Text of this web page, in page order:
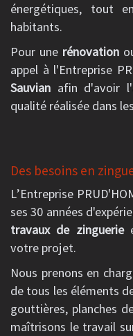
énergétiques, tout
habitants.
Pour une rénovation
appel à l'Entreprise
Sauvian afin d'avoir
qualité réalisée dans
Des besoins en
L’Entreprise
ses 30 années
travaux de zinguerie
votre projet.
Nous prenons en
de tous les éléments
gouttières, planches
maîtrisons le travail